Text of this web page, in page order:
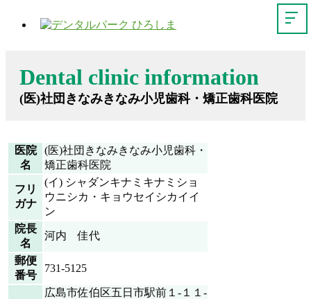
Dental clinic information
(医)社団きなみきなみ小児歯科・矯正歯科医院
医院
名
(医)社団きなみきなみ小児歯科・
矯正歯科医院
フリ
ガナ
(イ) シャダンキナミキナミショ
ウニシカ・キョウセイシカイイ
ン
院長
名
河内 佳代
郵便
番号
731-5125
広島市佐伯区五日市駅前１-１１-